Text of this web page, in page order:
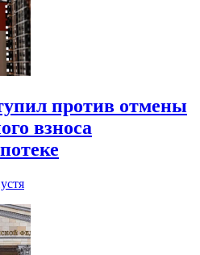
против отмены
взноса